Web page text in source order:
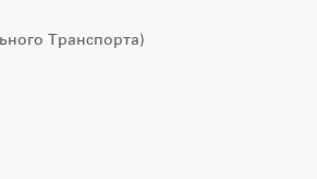
Транспорта)